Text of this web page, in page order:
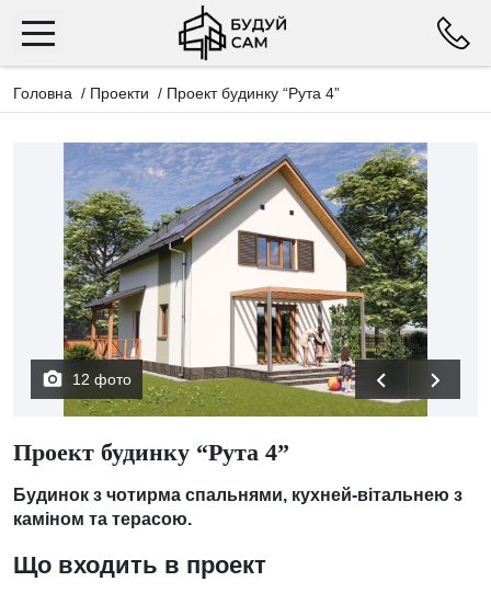
Головна / Проекти / Проект будинку “Рута 4”
12 фото
Проект будинку “Рута 4”
Будинок з чотирма спальнями, кухней-вітальнею з
каміном та терасою.
Що входить в проект